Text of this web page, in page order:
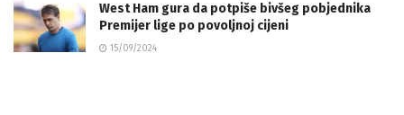
West Ham gura da potpiše bivšeg pobjednika
Premijer lige po povoljnoj cijeni
15/09/2024